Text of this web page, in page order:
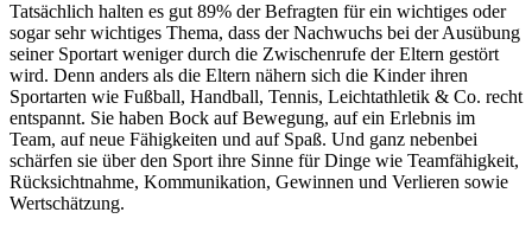
Tatsächlich halten es gut 89% der Befragten für ein wichtiges oder
sogar sehr wichtiges Thema, dass der Nachwuchs bei der Ausübung
seiner Sportart weniger durch die Zwischenrufe der Eltern gestört
wird. Denn anders als die Eltern nähern sich die Kinder ihren
Sportarten wie Fußball, Handball, Tennis, Leichtathletik & Co. recht
entspannt. Sie haben Bock auf Bewegung, auf ein Erlebnis im
Team, auf neue Fähigkeiten und auf Spaß. Und ganz nebenbei
schärfen sie über den Sport ihre Sinne für Dinge wie Teamfähigkeit,
Rücksichtnahme, Kommunikation, Gewinnen und Verlieren sowie
Wertschätzung.